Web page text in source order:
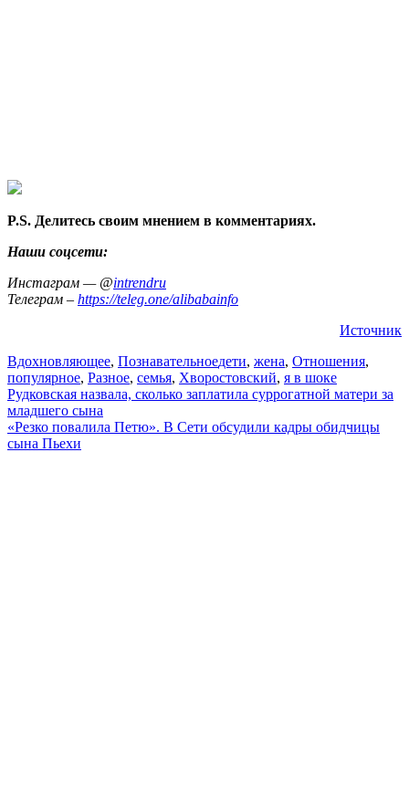
P.S. Делитесь своим мнением в комментариях.
Наши соцсети:
Инстаграм — @intrendru
Телеграм – https://teleg.one/alibabainfo
Источник
Вдохновляющее, Познавательноедети, жена, Отношения,
популярное, Разное, семья, Хворостовский, я в шоке
Навигация
по
записям
Рудковская назвала, сколько заплатила суррогатной матери за
младшего сына
«Резко повалила Петю». В Сети обсудили кадры обидчицы
сына Пьехи